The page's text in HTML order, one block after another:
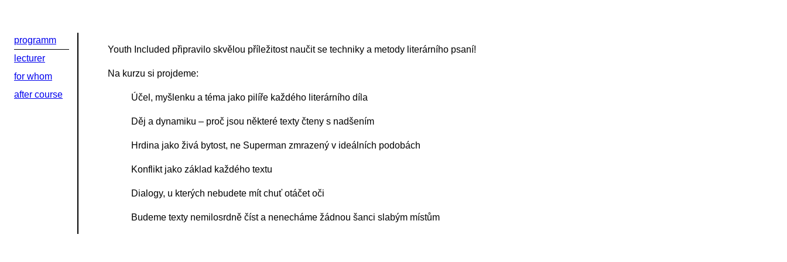
Или в соцсети Telegram: @Interkulturnipracepraha14
programm
lecturer
for whom
after course
Youth Included připravilo skvělou příležitost naučit se techniky a metody literárního psaní!
Na kurzu si projdeme:
Účel, myšlenku a téma jako pilíře každého literárního díla
Děj a dynamiku – proč jsou některé texty čteny s nadšením
Hrdina jako živá bytost, ne Superman zmrazený v ideálních podobách
Konflikt jako základ každého textu
Dialogy, u kterých nebudete mít chuť otáčet oči
Budeme texty nemilosrdně číst a nenecháme žádnou šanci slabým místům